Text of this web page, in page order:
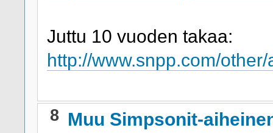
Juttu 10 vuoden takaa:
http://www.snpp.com/
8 Muu Simpsonit-